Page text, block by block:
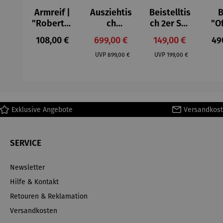
Armreif |
"Roberta"
– Anna
Mütz
Regulärer Preis:
108,00 €
Ausziehtis
ch
Aluminium
– Valor
Verkaufspreis:
699,00 €
UVP Regulärer Preis:
899,00 €
Beistelltis
ch 2er Set
– Dalias
Verkaufspreis:
149,00 €
UVP Regulärer Preis:
199,00 €
Exklusive Angebote
SERVICE
Newsletter
Hilfe & Kontakt
Retouren & Reklamation
Versandkosten